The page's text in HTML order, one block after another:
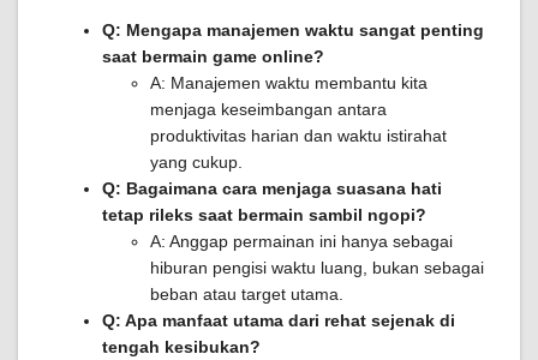
Q: Mengapa manajemen waktu sangat penting
saat bermain game online?
A: Manajemen waktu membantu kita
menjaga keseimbangan antara
produktivitas harian dan waktu istirahat
yang cukup.
Q: Bagaimana cara menjaga suasana hati
tetap rileks saat bermain sambil ngopi?
A: Anggap permainan ini hanya sebagai
hiburan pengisi waktu luang, bukan sebagai
beban atau target utama.
Q: Apa manfaat utama dari rehat sejenak di
tengah kesibukan?